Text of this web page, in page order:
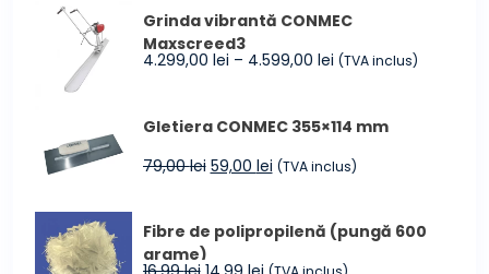
fost:
40,00 lei.
34,99 lei.
Grinda vibrantă CONMEC
Maxscreed3
4.299,00 lei – 4.599,00 leiInterval
4.299,00 lei
la
(TVA inclus)
Gletiera CONMEC 355×114 mm
79,00lei Prețul
fost:
59,00 leiPrețul
59,00 lei.
(TVA inclus)
Fibre de polipropilenă (pungă 600
grame)